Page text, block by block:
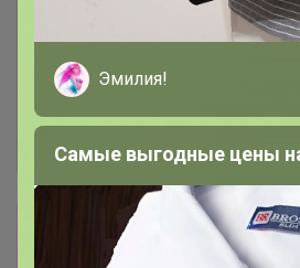
Сбор заказов в
завершен
Эмилия!
Самые выгодные цены